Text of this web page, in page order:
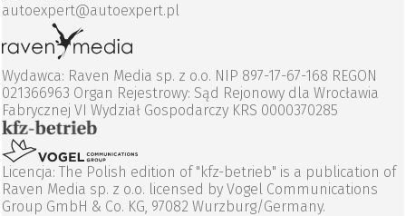
autoexpert@autoexpert.pl
Wydawca: Raven Media sp. z o.o. NIP 897-17-67-168 REGON
021366963 Organ Rejestrowy: Sąd Rejonowy dla Wrocławia
Fabrycznej VI Wydział Gospodarczy KRS 0000370285
Licencja: The Polish edition of "kfz-betrieb" is a publication of
Raven Media sp. z o.o. licensed by Vogel Communications
Group GmbH & Co. KG, 97082 Wurzburg/Germany.